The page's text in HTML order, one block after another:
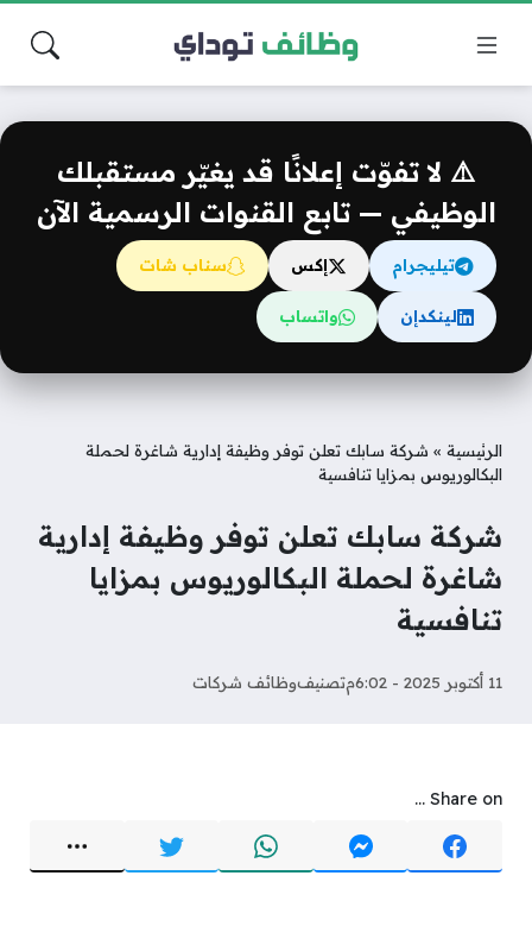
⚠️ لا تفوّت إعلانًا قد يغيّر مستقبلك
الوظيفي — تابع القنوات الرسمية الآن
تيليجرام إكس سناب شات
لينكدإن واتساب
الرئيسية » شركة سابك تعلن توفر وظيفة إدارية شاغرة لحملة
البكالوريوس بمزايا تنافسية
شركة سابك تعلن توفر وظيفة إدارية
شاغرة لحملة البكالوريوس بمزايا
تنافسية
11 أكتوبر 2025 - 6:02م تصنيفوظائف شركات
Share on ...